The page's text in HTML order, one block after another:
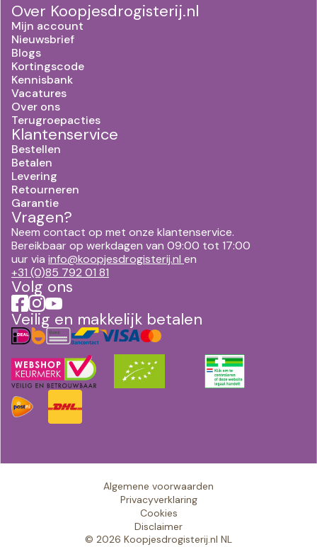
Over Koopjesdrogisterij.nl
Mijn account
Nieuwsbrief
Blogs
Kortingscode
Kennisbank
Vacatures
Over ons
Terugroepacties
Klantenservice
Bestellen
Betalen
Levering
Retourneren
Garantie
Vragen?
Neem contact op met onze klantenservice.
Bereikbaar op werkdagen van 09:00 tot 17:00
uur via info@koopjesdrogisterij.nl en
+31 (0)85 792 01 81
Volg ons
Veilig en makkelijk betalen
© 2026 Koopjesdrogisterij.nl NL
Algemene voorwaarden
Privacyverklaring
Cookies
Disclaimer